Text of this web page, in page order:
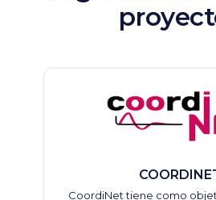
CoordiNet tiene como